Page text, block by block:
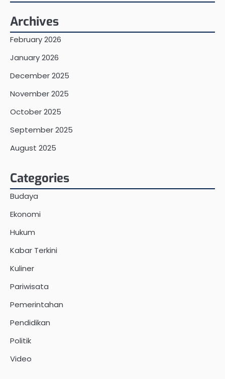
Archives
February 2026
January 2026
December 2025
November 2025
October 2025
September 2025
August 2025
Categories
Budaya
Ekonomi
Hukum
Kabar Terkini
Kuliner
Pariwisata
Pemerintahan
Pendidikan
Politik
Video